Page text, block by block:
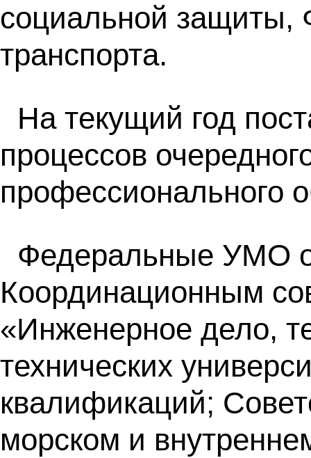
социальной защиты,
транспорта.
На текущий год
процессов
профессионального
Федеральные УМО
Координационным
«Инженерное дело,
технических
квалификаций;
морском и